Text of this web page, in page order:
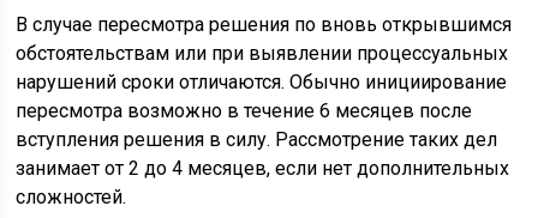
В случае пересмотра решения по вновь открывшимся
обстоятельствам или при выявлении процессуальных
нарушений сроки отличаются. Обычно инициирование
пересмотра возможно в течение 6 месяцев после
вступления решения в силу. Рассмотрение таких дел
занимает от 2 до 4 месяцев, если нет дополнительных
сложностей.